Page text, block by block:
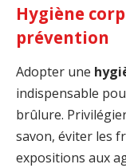
Hygiène
prévention
Adopter une
indispensable
brûlure.
savon, éviter les
expositions aux